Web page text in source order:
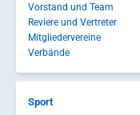
Vorstand und Team
Reviere und Vertreter
Mitgliedervereine
Verbände
Sport